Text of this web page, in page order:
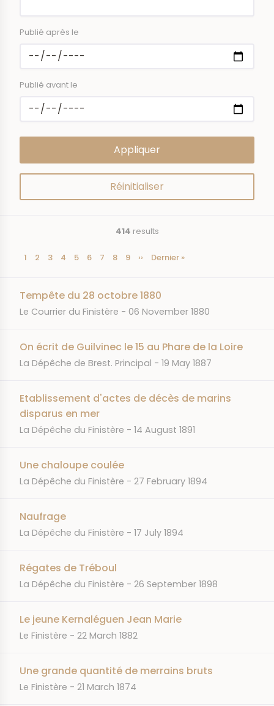
Publié après le
Publié avant le
414 results
Pagination
Current
1 Page
2 Page
3 Page
4 Page
5 Page
6 Page
7 Page
8 Page
9
Next
››
Last
Dernier »
Tempête du 28 octobre 1880
JOURNAL
Le Courrier du Finistère DATE
06 November 1880
On écrit de Guilvinec le 15 au Phare de la Loire
JOURNAL
La Dépêche de Brest. Principal DATE
19 May 1887
Etablissement d'actes de décès de marins
disparus en mer
JOURNAL
La Dépêche du Finistère DATE
14 August 1891
Une chaloupe coulée
JOURNAL
La Dépêche du Finistère DATE
27 February 1894
Naufrage
JOURNAL
La Dépêche du Finistère DATE
17 July 1894
Régates de Tréboul
JOURNAL
La Dépêche du Finistère DATE
26 September 1898
Le jeune Kernaléguen Jean Marie
JOURNAL
Le Finistère DATE
22 March 1882
Une grande quantité de merrains bruts
JOURNAL
Le Finistère DATE
21 March 1874